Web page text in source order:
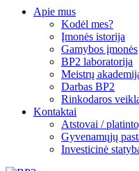
Apie mus
Kodėl mes?
Įmonės istorija
Gamybos įmonės
BP2 laboratorija
Meistrų
Darbas BP2
Rinkodaros
Kontaktai
Atstovai /
Gyvenamųjų
Investicinė